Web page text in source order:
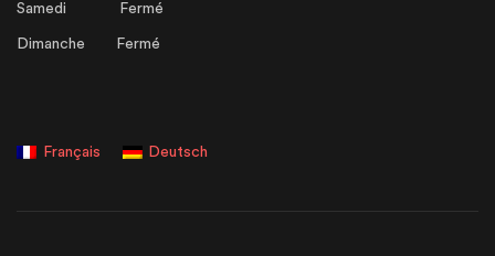
Samedi Fermé
Dimanche Fermé
Français Deutsch